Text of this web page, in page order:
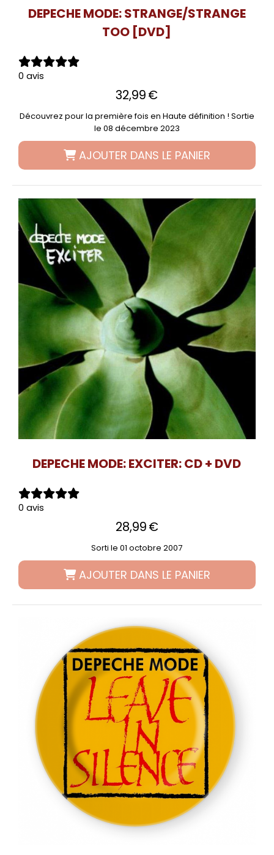
DEPECHE MODE: STRANGE/STRANGE
TOO [DVD]
0 avis
32,99€
Découvrez pour la première fois en Haute définition ! Sortie
le 08 décembre 2023
AJOUTER DANS LE PANIER
DEPECHE MODE: EXCITER: CD + DVD
0 avis
28,99€
Sorti le 01 octobre 2007
AJOUTER DANS LE PANIER